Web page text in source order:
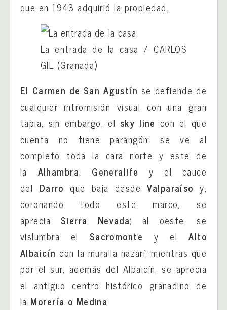
que en 1943 adquirió la propiedad.
La entrada de la casa/CARLOS
GIL (Granada)
El Carmen de San Agustín se defiende de
cualquier intromisión visual con una gran
tapia, sin embargo, el sky line con el que
cuenta no tiene parangón: se ve al
completo toda la cara norte y este de
la Alhambra, Generalife y el cauce
del Darro que baja desdeValparaíso y,
coronando todo este marco, se
apreciaSierra Nevada; al oeste, se
vislumbra el Sacromonte y elAlto
Albaicín con la muralla nazarí; mientras que
por el sur, además del Albaicín, se aprecia
el antiguo centro histórico granadino de
la Morería o Medina.